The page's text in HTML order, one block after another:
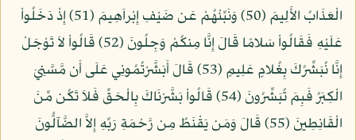
الْعَذَابُ الأَلِيمَ (50) وَنَبِّئْهُمْ عَن ضَيْفِ إِبْراَهِيمَ (51) إِذْ دَخَلُواْ
عَلَيْهِ فَقَالُواْ سَلامًا قَالَ إِنَّا مِنكُمْ وَجِلُونَ (52) قَالُواْ لاَ تَوْجَلْ
إِنَّا نُبَشِّرُكَ بِغُلامٍ عَلِيمٍ (53) قَالَ أَبَشَّرْتُمُونِي عَلَى أَن مَّسَّنِيَ
الْكِبَرُ فَبِمَ تُبَشِّرُونَ (54) قَالُواْ بَشَّرْنَاكَ بِالْحَقِّ فَلاَ تَكُن مِّنَ
الْقَانِطِينَ (55) قَالَ وَمَن يَقْنَطُ مِن رَّحْمَةِ رَبِّهِ إِلاَّ الضَّآلُّونَ